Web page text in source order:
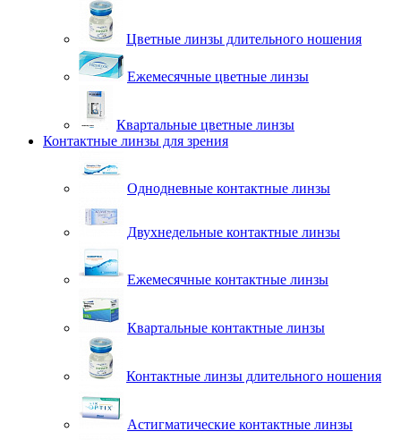
Цветные линзы длительного ношения
Ежемесячные цветные линзы
Квартальные цветные линзы
Контактные линзы для зрения
Однодневные контактные линзы
Двухнедельные контактные линзы
Ежемесячные контактные линзы
Квартальные контактные линзы
Контактные линзы длительного ношения
Астигматические контактные линзы